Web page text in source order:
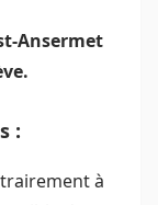
Ansermet
:
à